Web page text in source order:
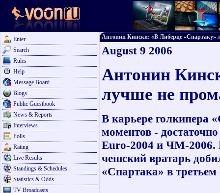
Enter
Search
Rules
Help
Message Board
Blogs
Public Guestbook
News & Reports
Interviews
Polls
Rating
Live Results
Standings & Schedules
Statistics & Odds
TV Broadcasts
Антонин Кински: «В Либерце «Спартаку»
August 9 2006
Антонин
лучше не
В карьере голкипера
моментов -
Euro-2004 и ЧМ-2006.
чешский вратарь
«Спартака» в